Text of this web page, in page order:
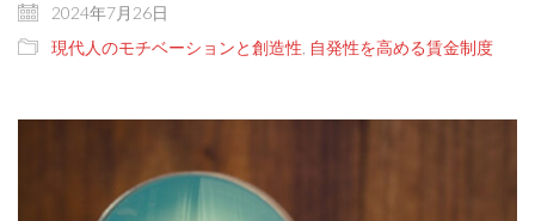
2024年7月26日
現代人のモチベーションと創造性 自発性を高める賃金制度